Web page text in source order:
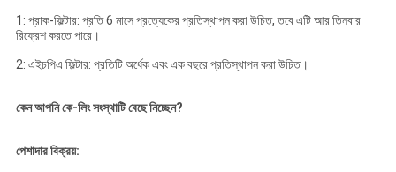
1: প্রাক-ফিল্টার: প্রতি 6 মাসে প্রত্যেকের প্রতিস্থাপন করা উচিত, তবে এটি আর তিনবার
রিফ্রেশ করতে পারে।
2: এইচপিএ ফিল্টার: প্রতিটি অর্ধেক এবং এক বছরে প্রতিস্থাপন করা উচিত।
কেন আপনি কে-লিং সংস্থাটি বেছে নিচ্ছেন?
পেশাদার বিক্রয়: